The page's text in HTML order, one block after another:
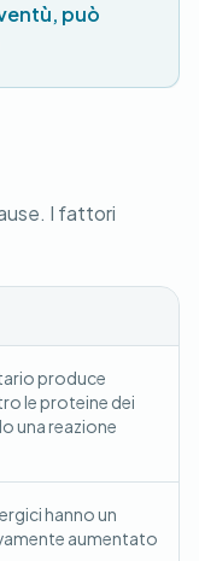
può
I fattori
produce
le proteine dei
una reazione
hanno un
aumentato